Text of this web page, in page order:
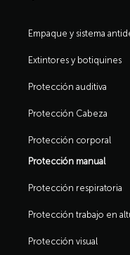
Empaque y sistema
Extintores y botiquines
Protección auditiva
Protección Cabeza
Protección corporal
Protección manual
Protección respiratoria
Protección trabajo en
Protección visual